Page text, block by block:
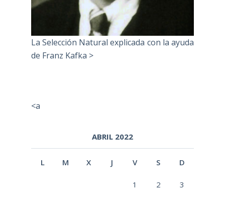
La Selección Natural explicada con la ayuda
de Franz Kafka >
<a
ABRIL 2022
L M X J V S D
1 2 3